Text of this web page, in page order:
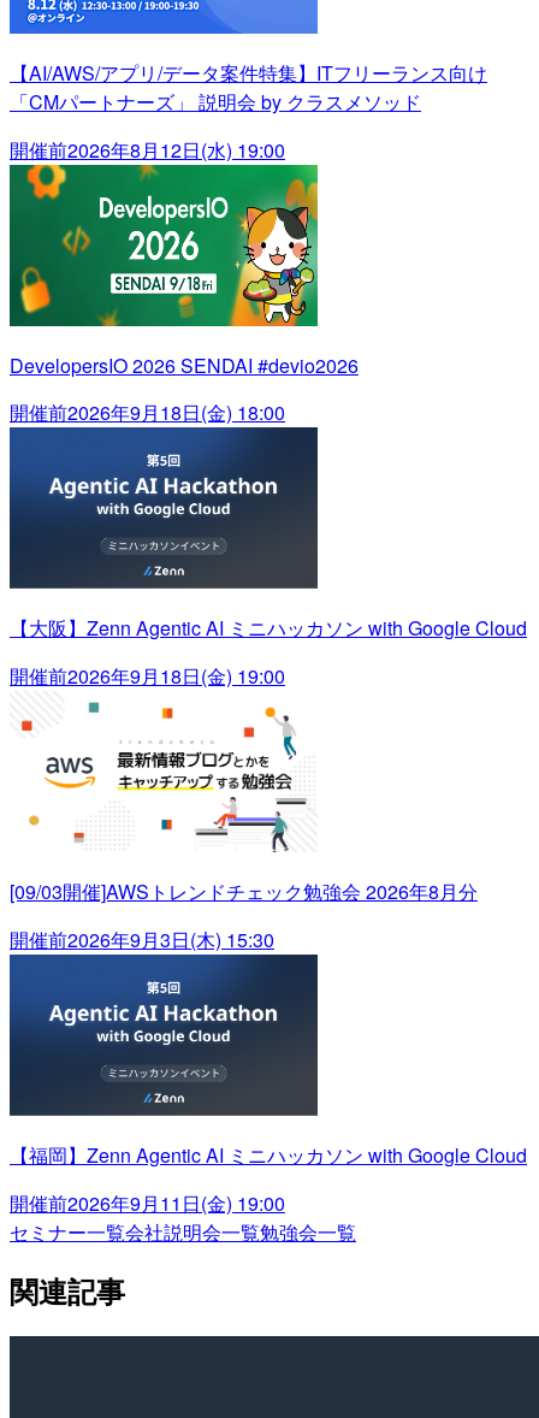
【AI/AWS/アプリ/データ案件特集】ITフリーランス向け
「CMパートナーズ」 説明会 by クラスメソッド
開催前2026年8月12日(水) 19:00
DevelopersIO 2026 SENDAI #devio2026
開催前2026年9月18日(金) 18:00
【大阪】Zenn Agentic AI ミニハッカソン with Google Cloud
開催前2026年9月18日(金) 19:00
[09/03開催]AWSトレンドチェック勉強会 2026年8月分
開催前2026年9月3日(木) 15:30
【福岡】Zenn Agentic AI ミニハッカソン with Google Cloud
開催前2026年9月11日(金) 19:00
セミナー一覧会社説明会一覧勉強会一覧
関連記事